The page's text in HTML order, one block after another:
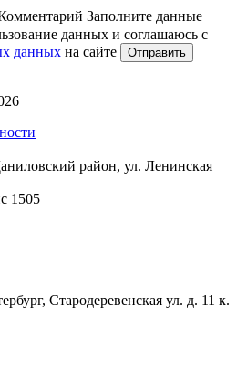
Заполните данные
данных и соглашаюсь с
данных на сайте Отправить
район, ул. Ленинская
1505
Стародеревенская ул. д. 11 к.